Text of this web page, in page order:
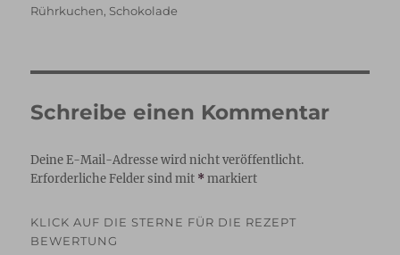
am
Rührkuchen, Schokolade
Schreibe einen Kommentar
Deine E-Mail-Adresse wird nicht veröffentlicht.
Erforderliche Felder sind mit *markiert
KLICK AUF DIE STERNE FÜR DIE REZEPT
BEWERTUNG